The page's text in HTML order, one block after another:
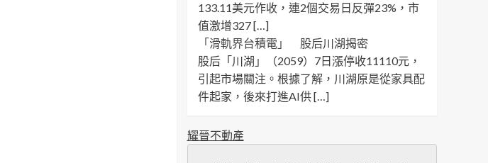
133.11美元作收，連2個交易日反彈23%，市
值激增327 […]
「滑軌界台積電」 股后川湖揭密
股后「川湖」（2059）7日漲停收11110元，
引起市場關注。根據了解，川湖原是從家具配
件起家，後來打進AI供 […]
耀晉不動產